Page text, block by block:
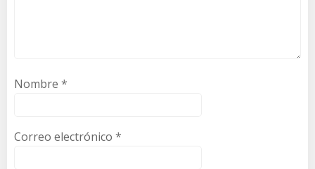
Nombre *
Correo electrónico *